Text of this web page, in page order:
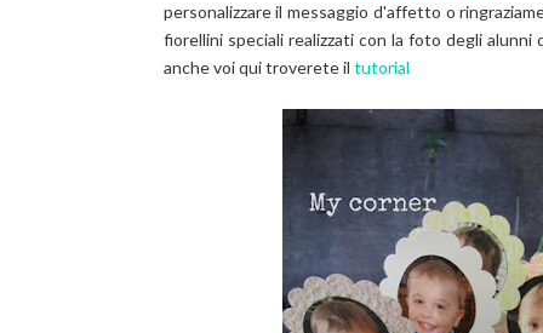
personalizzare il messaggio d'affetto o
fiorellini speciali realizzati con la foto degli alunni
anche voi qui troverete il tutorial